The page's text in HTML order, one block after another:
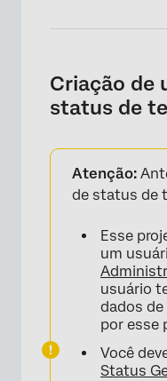
Criação de
status de
Atenção:
de status de
Esse
um
usuário
dados
por esse
Você
Status